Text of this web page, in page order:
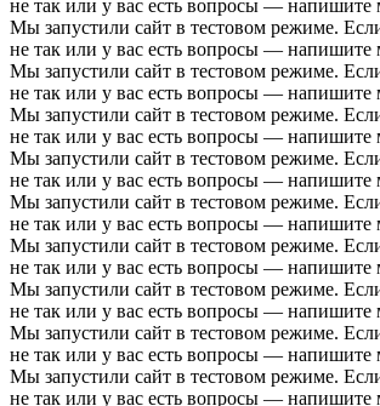
не так или у вас есть вопросы — напишите
Мы запустили сайт в тестовом режиме.
не так или у вас есть вопросы — напишите
Мы запустили сайт в тестовом режиме.
не так или у вас есть вопросы — напишите
Мы запустили сайт в тестовом режиме.
не так или у вас есть вопросы — напишите
Мы запустили сайт в тестовом режиме.
не так или у вас есть вопросы — напишите
Мы запустили сайт в тестовом режиме.
не так или у вас есть вопросы — напишите
Мы запустили сайт в тестовом режиме.
не так или у вас есть вопросы — напишите
Мы запустили сайт в тестовом режиме.
не так или у вас есть вопросы — напишите
Мы запустили сайт в тестовом режиме.
не так или у вас есть вопросы — напишите
Мы запустили сайт в тестовом режиме.
не так или у вас есть вопросы — напишите